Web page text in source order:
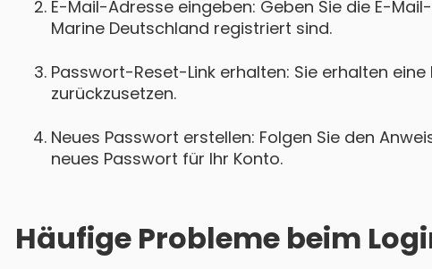
E-Mail-Adresse eingeben: Geben Sie die E-
Marine Deutschland registriert sind.
Passwort-Reset-Link erhalten: Sie erhalten
zurückzusetzen.
Neues Passwort erstellen: Folgen Sie den
neues Passwort für Ihr Konto.
Häufige Probleme beim